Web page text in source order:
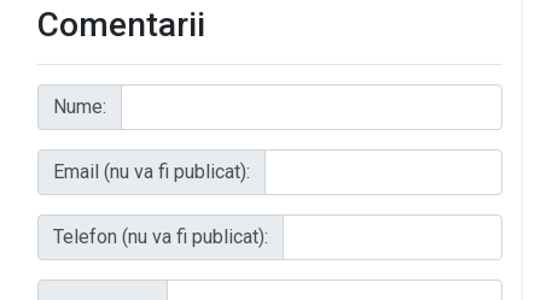
Comentarii
Nume:
Email (nu va fi publicat):
Telefon (nu va fi publicat):